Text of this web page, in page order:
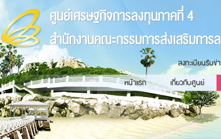
ศูนย์เศรษฐกิจการลงทุนภาคที่ 4
สำนักงานคณะกรรมการส่งเสริมการ
ลงทะเบียนรับข่
หน้าแรก
เกี่ยวกับศูนย์